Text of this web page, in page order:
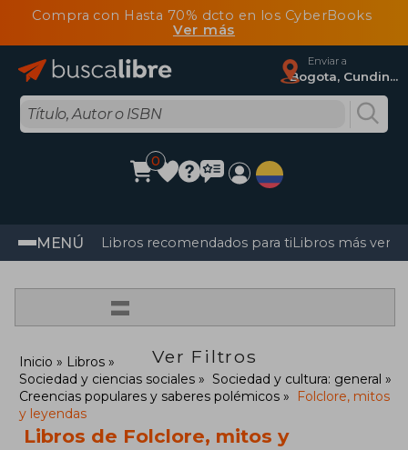
Compra con Hasta 70% dcto en los CyberBooks
Ver más
Enviar a
Bogota, Cundinamarca
0
MENÚ Libros recomendados para tiLibros más
=
Ver Filtros
Inicio
Libros
Sociedad y ciencias sociales
Sociedad y cultura: general
Creencias populares y saberes polémicos
Folclore, mitos
y leyendas
Libros de Folclore, mitos y